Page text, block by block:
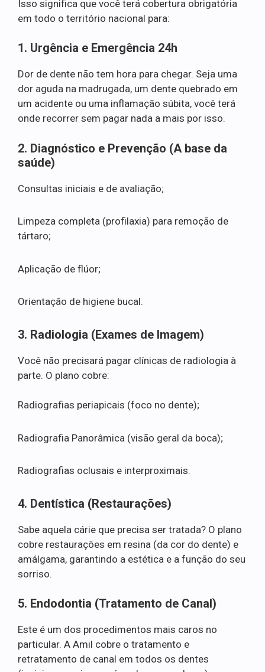
Isso significa que você terá cobertura obrigatória
em todo o território nacional para:
1. Urgência e Emergência 24h
Dor de dente não tem hora para chegar. Seja uma
dor aguda na madrugada, um dente quebrado em
um acidente ou uma inflamação súbita, você terá
onde recorrer sem pagar nada a mais por isso.
2. Diagnóstico e Prevenção (A base da
saúde)
Consultas iniciais e de avaliação;
Limpeza completa (profilaxia) para remoção de
tártaro;
Aplicação de flúor;
Orientação de higiene bucal.
3. Radiologia (Exames de Imagem)
Você não precisará pagar clínicas de radiologia à
parte. O plano cobre:
Radiografias periapicais (foco no dente);
Radiografia Panorâmica (visão geral da boca);
Radiografias oclusais e interproximais.
4. Dentística (Restaurações)
Sabe aquela cárie que precisa ser tratada? O plano
cobre restaurações em resina (da cor do dente) e
amálgama, garantindo a estética e a função do seu
sorriso.
5. Endodontia (Tratamento de Canal)
Este é um dos procedimentos mais caros no
particular. A Amil cobre o tratamento e
retratamento de canal em todos os dentes